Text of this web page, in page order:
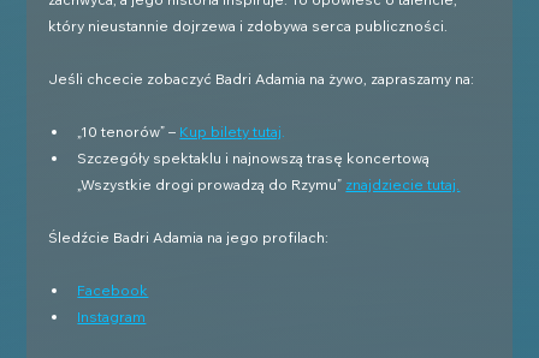
który nieustannie dojrzewa i zdobywa serca publiczności.
Jeśli chcecie zobaczyć Badri Adamia na żywo, zapraszamy na:
„10 tenorów” – Kup bilety tutaj
Szczegóły spektaklu i najnowszą trasę koncertową
„Wszystkie drogi prowadzą do Rzymu” znajdziecie tutaj.
Śledźcie Badri Adamia na jego profilach:
Facebook
Instagram